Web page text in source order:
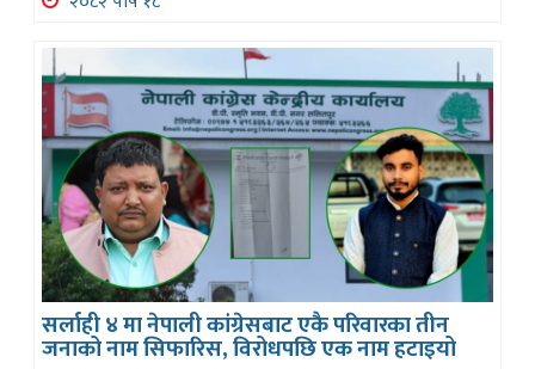
सर्लाही ४ मा नेपाली कांग्रेसबाट एकै परिवारका तीन
जनाको नाम सिफारिस, विरोधपछि एक नाम हटाइयो